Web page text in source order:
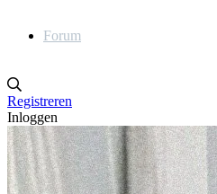
Forum
Registreren
Inloggen